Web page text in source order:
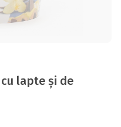
lapte și de